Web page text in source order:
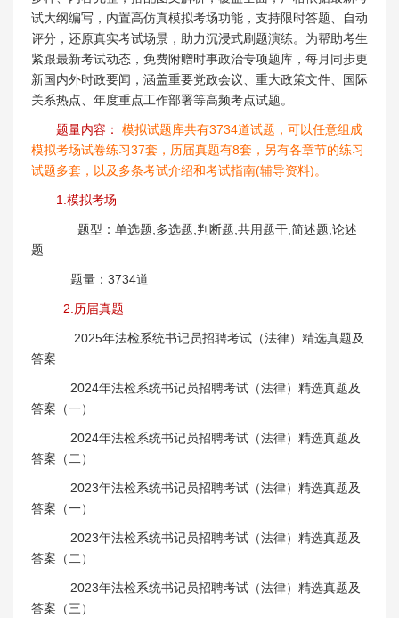
试大纲编写，内置高仿真模拟考场功能，支持限时答题、自动
评分，还原真实考试场景，助力沉浸式刷题演练。为帮助考生
紧跟最新考试动态，免费附赠时事政治专项题库，每月同步更
新国内外时政要闻，涵盖重要党政会议、重大政策文件、国际
关系热点、年度重点工作部署等高频考点试题。
题量内容： 模拟试题库共有3734道试题，可以任意组成
模拟考场试卷练习37套，历届真题有8套，另有各章节的练习
试题多套，以及多条考试介绍和考试指南(辅导资料)。
1.模拟考场
题型：单选题,多选题,判断题,共用题干,简述题,论述
题
题量：3734道
2.历届真题
2025年法检系统书记员招聘考试（法律）精选真题及
答案
2024年法检系统书记员招聘考试（法律）精选真题及
答案（一）
2024年法检系统书记员招聘考试（法律）精选真题及
答案（二）
2023年法检系统书记员招聘考试（法律）精选真题及
答案（一）
2023年法检系统书记员招聘考试（法律）精选真题及
答案（二）
2023年法检系统书记员招聘考试（法律）精选真题及
答案（三）